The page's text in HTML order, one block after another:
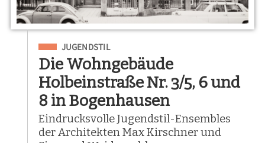
Eingeordnet unter
JUGENDSTIL
Die Wohngebäude
Holbeinstraße Nr. 3/5, 6 und
8 in Bogenhausen
Eindrucksvolle Jugendstil-Ensembles
der Architekten Max Kirschner und